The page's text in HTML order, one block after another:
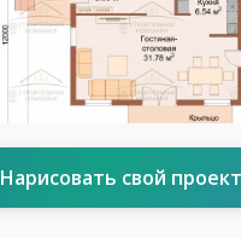
Нарисовать свой проект